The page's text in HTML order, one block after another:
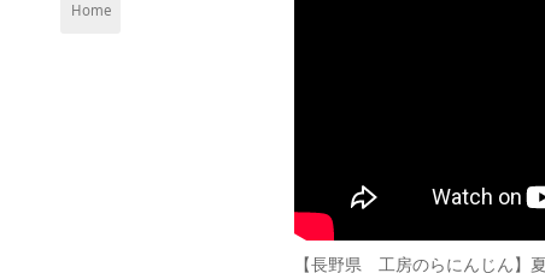
Home
【長野県 工房のらにんじん】